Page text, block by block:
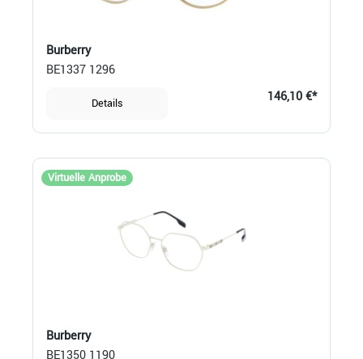
Burberry
BE1337 1296
Details 146,10 €*
Virtuelle Anprobe
Burberry
BE1350 1190